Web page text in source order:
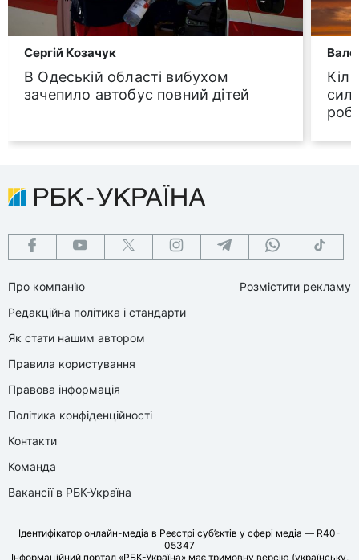
Сергій Козачук
В Одеській області вибухом
зачепило автобус повний дітей
Про компанію
Редакційна політика і стандарти
Як стати нашим автором
Правила користування
Правова інформація
Політика конфіденційності
Контакти
Команда
Вакансії в РБК-Україна
Розмістити рекламу
Ідентифікатор онлайн-медіа в Реєстрі суб’єктів у сфері медіа — R40-
05347
Інформаційний портал «РБК-Україна» має тримовну версію (українську,